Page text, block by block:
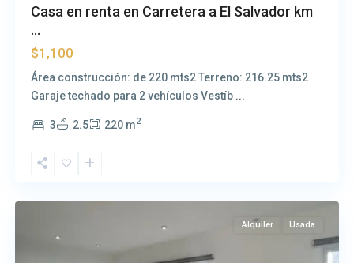
Casa en renta en Carretera a El Salvador km
...
$1,100
Área construcción: de 220 mts2 Terreno: 216.25 mts2
Garaje techado para 2 vehículos Vestíb ...
3 2.5 220 m2
Carretera
El
Alquiler Usada